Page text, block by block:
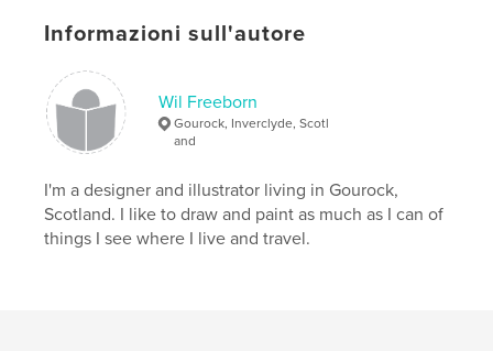
Informazioni sull'autore
Wil Freeborn
Gourock, Inverclyde, Scotl
and
I'm a designer and illustrator living in Gourock,
Scotland. I like to draw and paint as much as I can of
things I see where I live and travel.